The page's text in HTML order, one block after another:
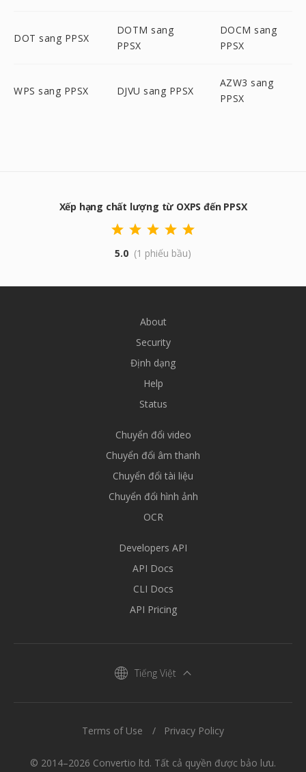
DOT sang PPSX
DOTM sang
PPSX
DOCM sang
PPSX
WPS sang PPSX DJVU sang PPSX
AZW3 sang
PPSX
Xếp hạng chất lượng từ OXPS đến PPSX
5.0 (1 phiếu bầu)
About
Security
Định dạng
Help
Status
Chuyển đổi video
Chuyển đổi âm thanh
Chuyển đổi tài liệu
Chuyển đổi hình ảnh
OCR
Developers API
API Docs
CLI Docs
API Pricing
Tiếng Việt
© 2014–2026 Convertio ltd. Tất cả quyền được bảo lưu.
Terms of Use Privacy Policy